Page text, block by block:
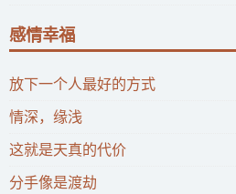
感情幸福
放下一个人最好的方式
情深，缘浅
这就是天真的代价
分手像是渡劫